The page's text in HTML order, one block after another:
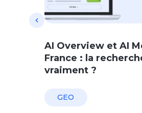
AI Overview et AI
France : la
vraiment ?
GEO